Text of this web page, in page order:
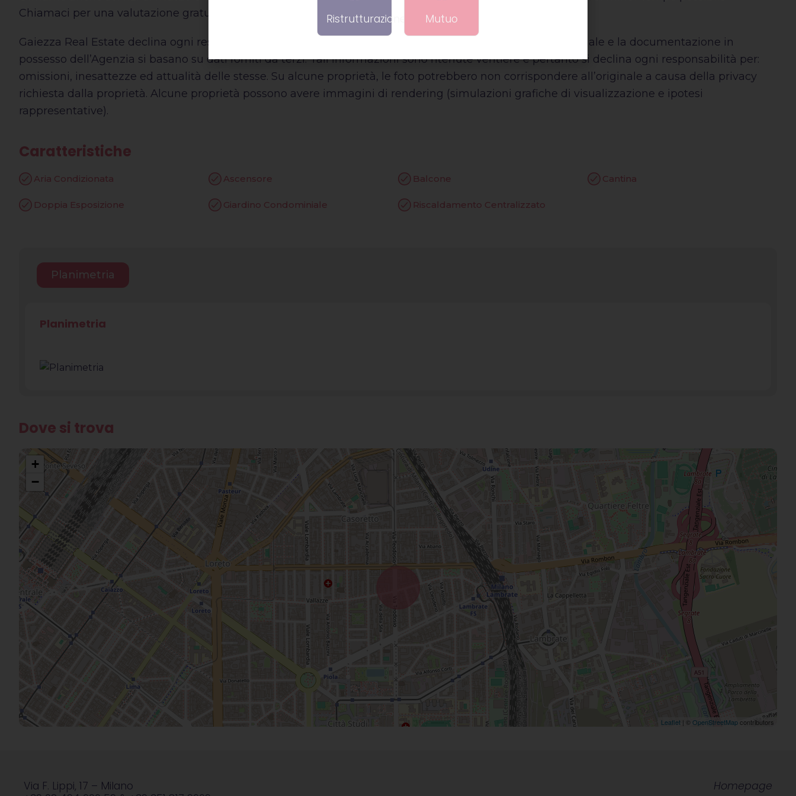
Chiamaci per una valutazione gratuita del tuo immobile e per una consulenza seria e professionale.
Gaiezza Real Estate declina ogni responsabilità connessa alle informazioni fornite, in quanto tutto il materiale e la documentazione in
possesso dell’Agenzia si basano su dati forniti da terzi. Tali informazioni sono ritenute veritiere e pertanto si declina ogni responsabilità per:
omissioni, inesattezze ed attualità delle stesse. Su alcune proprietà, le foto potrebbero non corrispondere all’originale a causa della privacy
richiesta dalla proprietà. Alcune proprietà possono avere immagini di rendering (simulazioni grafiche di visualizzazione e ipotesi
rappresentative).
Caratteristiche
Aria Condizionata Ascensore Balcone Cantina
Doppia Esposizione Giardino Condominiale Riscaldamento Centralizzato
Planimetria
Planimetria
Dove si trova
+
−
Leaflet | © OpenStreetMapcontributors
Via F. Lippi, 17 – Milano
Homepage
Ristrutturazione Mutuo